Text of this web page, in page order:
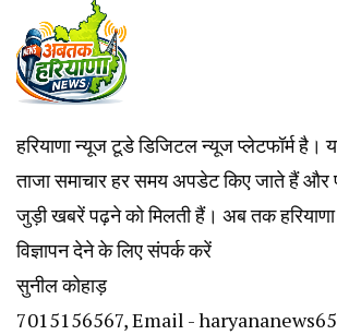
हरियाणा न्यूज टूडे डिजिटल न्यूज प्लेटफॉर्म है।
ताजा समाचार हर समय अपडेट किए जाते हैं और
जुड़ी खबरें पढ़ने को मिलती हैं। अब तक
विज्ञापन देने के लिए संपर्क करें
सुनील कोहाड़
7015156567, Email -